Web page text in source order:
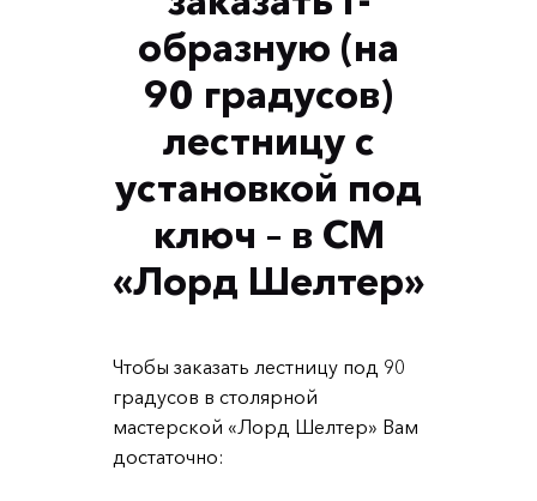
образную (на
90 градусов)
лестницу с
установкой под
ключ – в СМ
«Лорд Шелтер»
Чтобы заказать лестницу под 90
градусов в столярной
мастерской «Лорд Шелтер» Вам
достаточно: